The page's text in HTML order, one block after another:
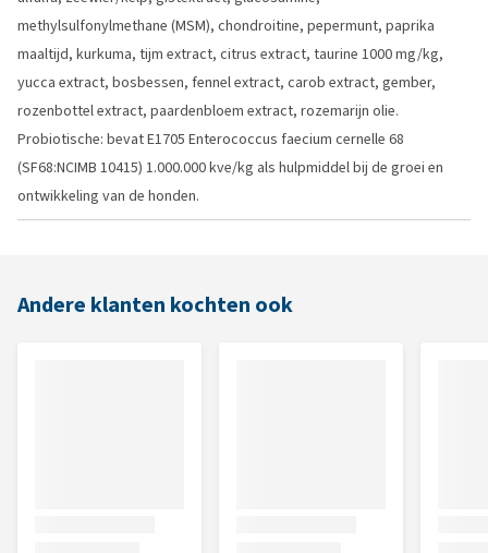
methylsulfonylmethane (MSM), chondroitine, pepermunt, paprika
maaltijd, kurkuma, tijm extract, citrus extract, taurine 1000 mg/kg,
yucca extract, bosbessen, fennel extract, carob extract, gember,
rozenbottel extract, paardenbloem extract, rozemarijn olie.
Probiotische: bevat E1705 Enterococcus faecium cernelle 68
(SF68:NCIMB 10415) 1.000.000 kve/kg als hulpmiddel bij de groei en
ontwikkeling van de honden.
Andere klanten kochten ook